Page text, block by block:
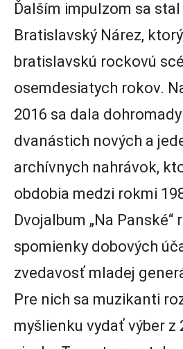
Ďalším impulzom sa
Bratislavský Nárez,
bratislavskú rockovú
osemdesiatych rokov.
2016 sa dala
dvanástich nových a
archívnych nahrávok,
obdobia medzi rokmi
Dvojalbum „Na Panské“
spomienky dobových
zvedavosť mladej
Pre nich sa muzikanti
myšlienku vydať výber z